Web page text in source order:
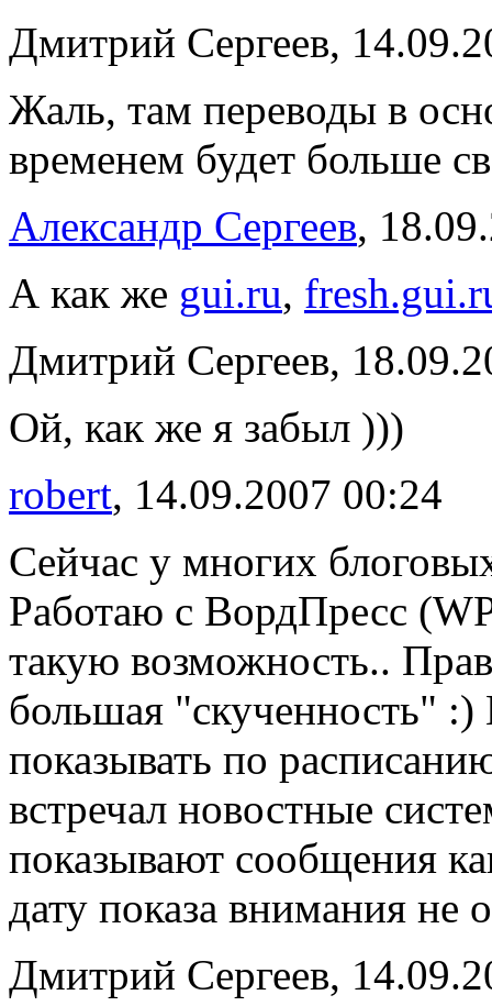
Дмитрий Сергеев,
Жаль, там переводы в
временем будет больше
Александр Сергеев,
А как же gui.ru,
Дмитрий Сергеев,
Ой, как же я забыл )))
robert, 14.09.2007 00:24
Сейчас у многих
Работаю с ВордПресс
такую возможность..
большая "скученность" :)
показывать по
встречал новостные
показывают сообщения
дату показа внимания не
Дмитрий Сергеев,